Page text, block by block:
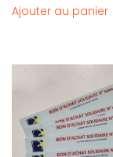
Ajouter au panier